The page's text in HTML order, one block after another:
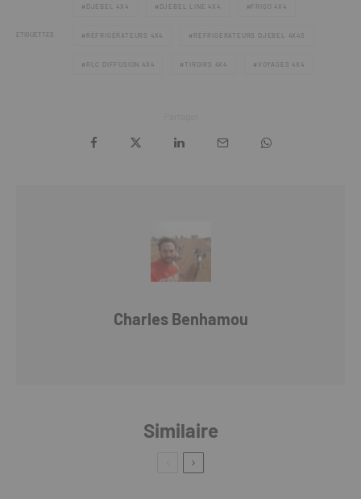
ÉTIQUETTES
DJEBEL 4X4 DJEBEL LINE 4X4 FRIGO 4X4
RÉFRIGÉRATEURS 4X4 RÉFRIGÉRATEURS DJEBEL 4X4S
RLC DIFFUSION 4X4 TIROIRS 4X4 VOYAGES 4X4
Charles Benhamou
Similaire